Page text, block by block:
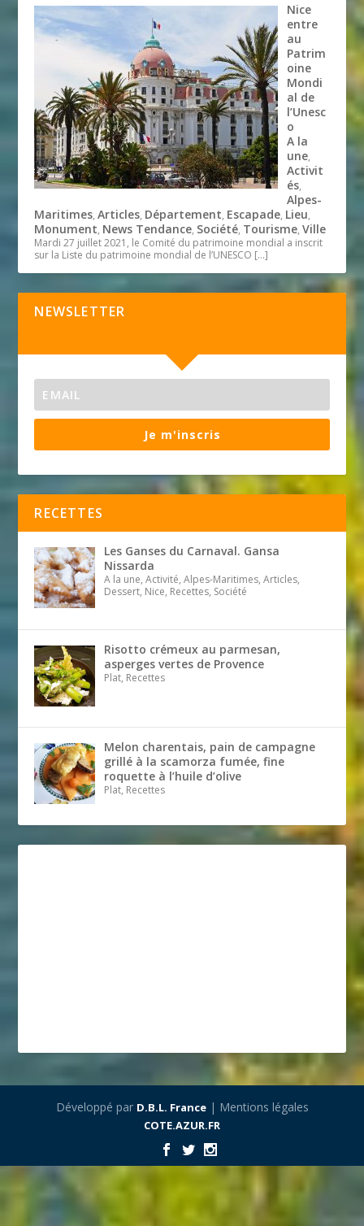
Nice
entre
au
Patrim
oine
Mondi
al de
l’Unesc
o
A la
une,
Activit
és,
Alpes-
Maritimes,Articles, Département, Escapade, Lieu,
Monument, News Tendance, Société, Tourisme,Ville
Mardi 27 juillet 2021, le Comité du patrimoine mondial a inscrit
sur la Liste du patrimoine mondial de l’UNESCO […]
NEWSLETTER
Je m'inscris
RECETTES
Les Ganses du Carnaval. Gansa
Nissarda
A la une, Activité, Alpes-Maritimes, Articles,
Dessert, Nice, Recettes, Société
Risotto crémeux au parmesan,
asperges vertes de Provence
Plat, Recettes
Melon charentais, pain de campagne
grillé à la scamorza fumée, fine
roquette à l’huile d’olive
Plat, Recettes
Développé par D.B.L. France| Mentions légales
COTE.AZUR.FR